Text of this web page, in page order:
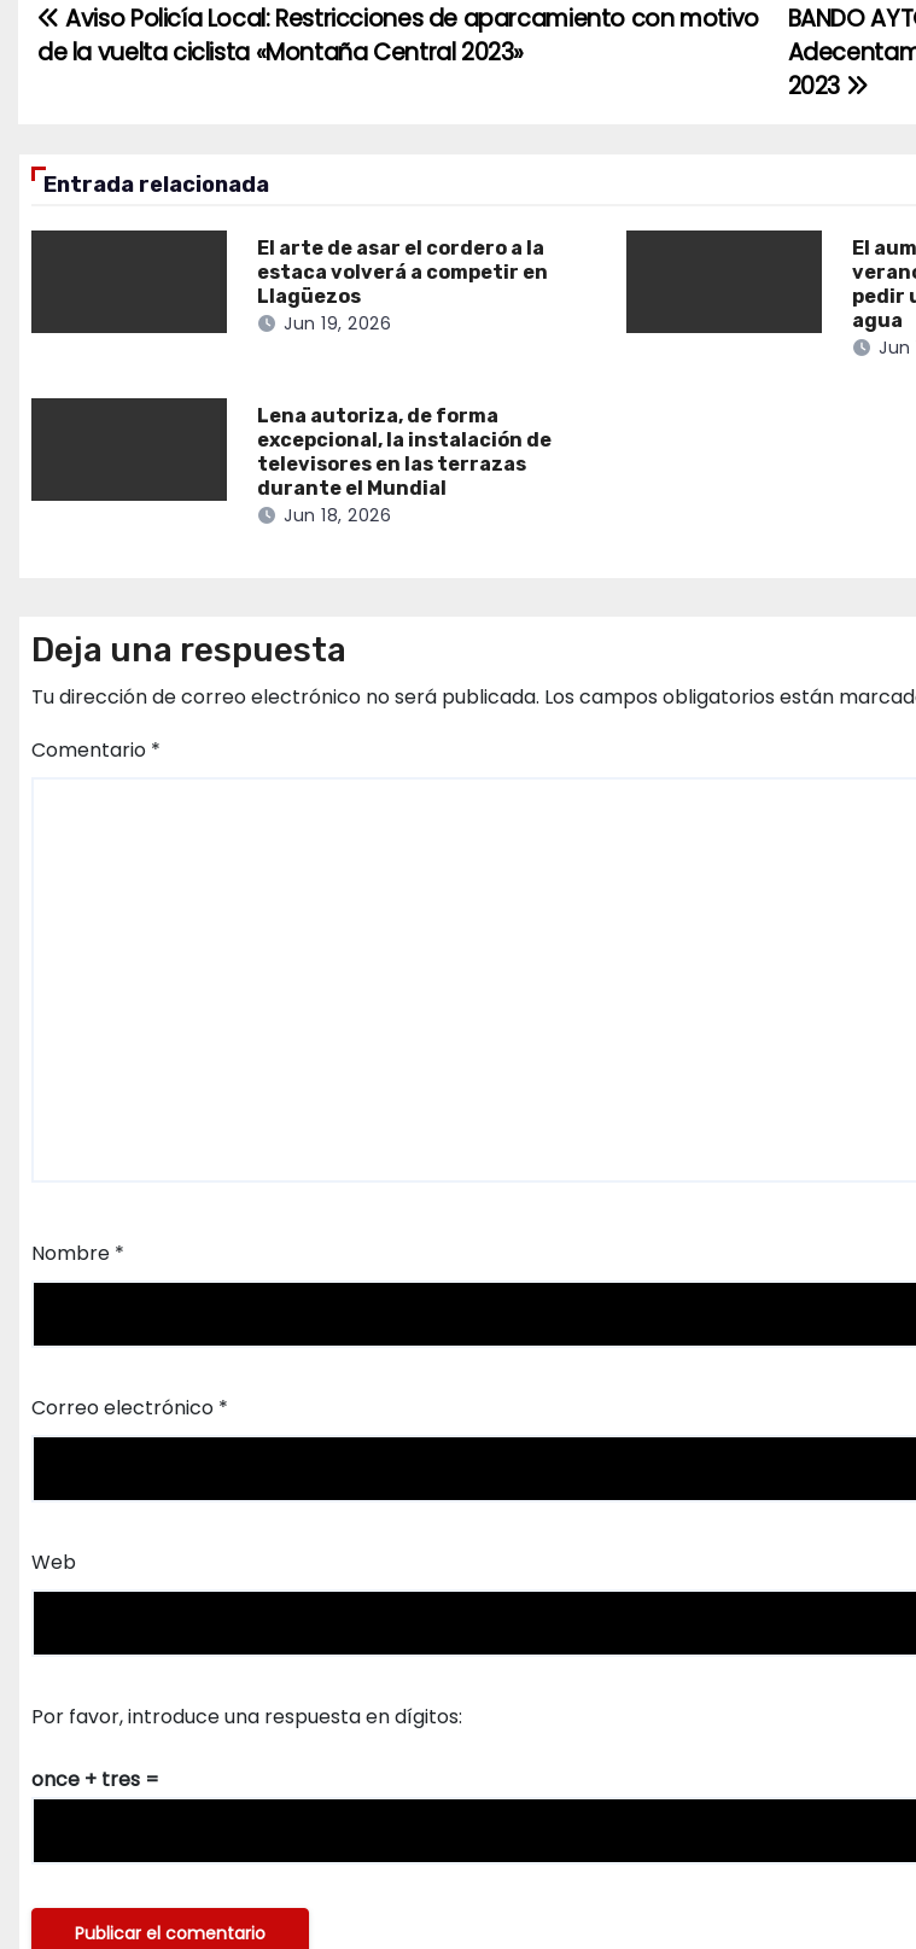
Navegación
de
BANDO
2023
Aviso Policía Local: Restricciones de aparcamiento con motivo
de la vuelta ciclista «Montaña Central 2023»
Entrada relacionada
El arte de asar el cordero a la
estaca volverá a competir en
Llagüezos
Jun 19, 2026
El
pedir
agua
Jun
Lena autoriza, de forma
excepcional, la instalación de
televisores en las terrazas
durante el Mundial
Jun 18, 2026
Deja una respuesta
Tu dirección de correo electrónico no será publicada. Los campos obligatorios están
Comentario *
Nombre *
Correo electrónico *
Web
Por favor, introduce una respuesta en dígitos:
once + tres =